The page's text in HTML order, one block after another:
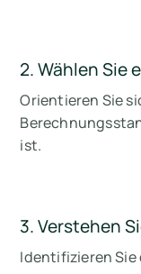
2. Wählen Sie
Orientieren Sie
ist.
3. Verstehen
Identifizieren